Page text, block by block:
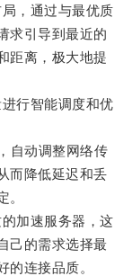
，通过与最优质
求引导到最近的
距离，极大地提
行智能调度和优
动调整网络传
而降低延迟和丢
。
加速服务器，这
己的需求选择最
的连接品质。